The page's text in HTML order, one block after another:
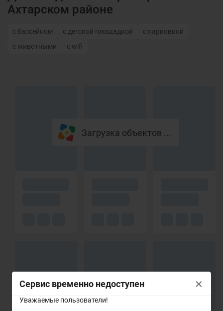
Сервис временно недоступен
Уважаемые пользователи!
×
Ахтарском районе
с бассейном с детской площадкой
с парковкой
с животными
с wifi
Загрузка объектов ...